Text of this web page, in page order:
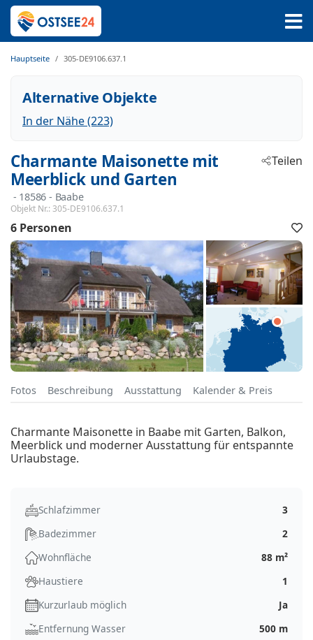
Hauptseite 305-DE9106.637.1
Alternative Objekte
In der Nähe (223)
Charmante Maisonette mit
Meerblick und Garten
- 18586 - Baabe
Objekt Nr.: 305-DE9106.637.1
Teilen
6 Personen
Fotos Beschreibung Ausstattung Kalender & Preis
Charmante Maisonette in Baabe mit Garten, Balkon,
Meerblick und moderner Ausstattung für entspannte
Urlaubstage.
Schlafzimmer
3
Badezimmer
2
Wohnfläche
88 m²
Haustiere
1
Kurzurlaub möglich
Ja
Entfernung Wasser
500 m